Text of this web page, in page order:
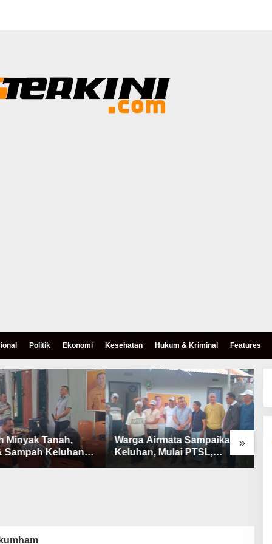
Politik Ekonomi Kesehatan Hukum & Kriminal Features
»
Minyak Tanah,
Sampah Keluhan
Airnona
Warga Airmata Sampaikan
Keluhan, Mulai PTSL,
Ketersediaan Minyak Tanah